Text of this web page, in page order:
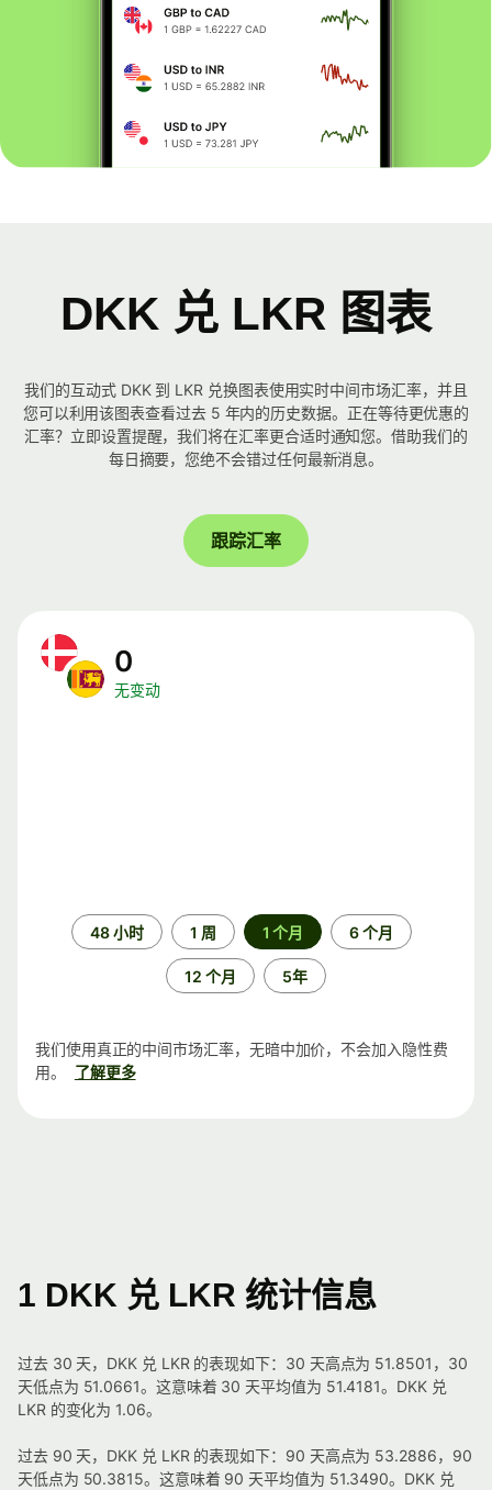
DKK 兑 LKR 图表
我们的互动式 DKK 到 LKR 兑换图表使用实时中间市场汇率，并且
您可以利用该图表查看过去 5 年内的历史数据。正在等待更优惠的
汇率？立即设置提醒，我们将在汇率更合适时通知您。借助我们的
每日摘要，您绝不会错过任何最新消息。
跟踪汇率
0
无变动
48 小时 1 周 1 个月 6 个月
12 个月 5年
我们使用真正的中间市场汇率，无暗中加价，不会加入隐性费
用。
了解更多
1 DKK 兑 LKR 统计信息
过去 30 天，DKK 兑 LKR 的表现如下：30 天高点为 51.8501，30
天低点为 51.0661。这意味着 30 天平均值为 51.4181。DKK 兑
LKR 的变化为 1.06。
过去 90 天，DKK 兑 LKR 的表现如下：90 天高点为 53.2886，90
天低点为 50.3815。这意味着 90 天平均值为 51.3490。DKK 兑